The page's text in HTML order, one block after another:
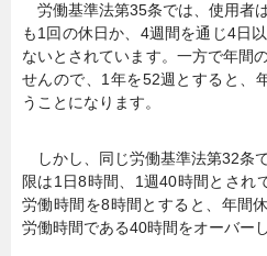
労働基準法第35条では、使用者
も1回の休日か、4週間を通じ4日
ないとされています。一方で年間
せんので、1年を52週とすると、
うことになります。
しかし、同じ労働基準法第32条
限は1日8時間、1週40時間とされ
労働時間を8時間とすると、年間
労働時間である40時間をオーバー